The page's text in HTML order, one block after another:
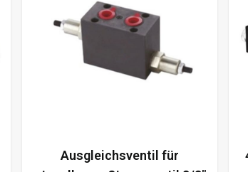
Ausgleichsventil für